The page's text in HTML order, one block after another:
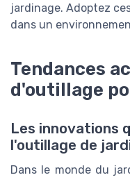
jardinage. Adoptez
dans un
Tendances
d'outillage
Les innovations
l'outillage de
Dans le monde du